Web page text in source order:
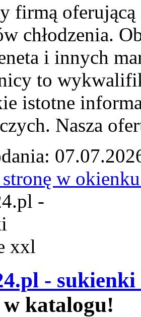
firmą
chłodzenia.
i innych
to
istotne
Nasza
w
-
katalogu!